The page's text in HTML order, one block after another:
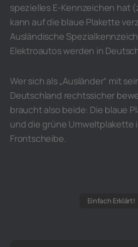
spezielles E-Kennzeichen hat
kann auf die blaue Plakette
Ausländische
Elektroautos werden in
Wer sich als „Ausländer“ mit
Deutschland rechtssicher
braucht also beide: Die blaue
und die grüne Umweltplakette
Frontscheibe.
Einfach Erklärt!